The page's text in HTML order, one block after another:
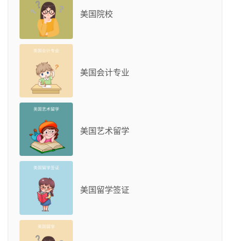
美国院校
美国会计专业
美国艺术留学
美国留学签证